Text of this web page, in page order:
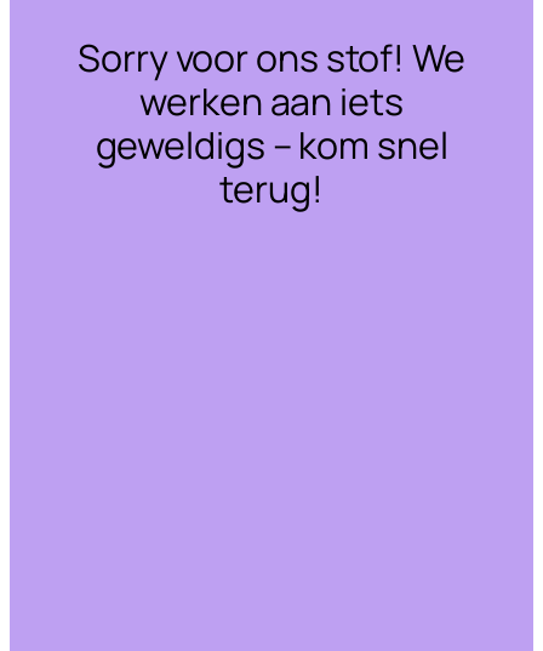
Sorry voor ons stof! We
werken aan iets
geweldigs – kom snel
terug!